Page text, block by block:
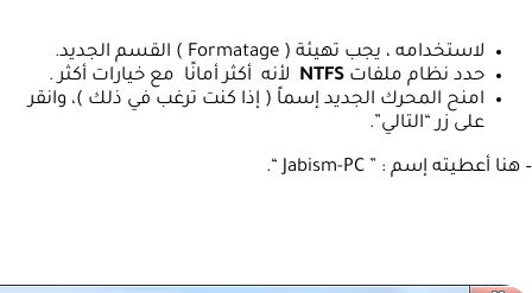
لاستخدامه ، يجب تهيئة ( Formatage ) القسم الجديد.
حدد نظام ملفات NTFS لأنه أكثر أمانًا مع خيارات أكثر .
امنح المحرك الجديد إسماً ( إذا كنت ترغب في ذلك )، وانقر
على زر “التالي”.
– هنا أعطيته إسم : ” Jabism-PC “.